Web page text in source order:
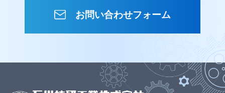
お問い合わせフォーム